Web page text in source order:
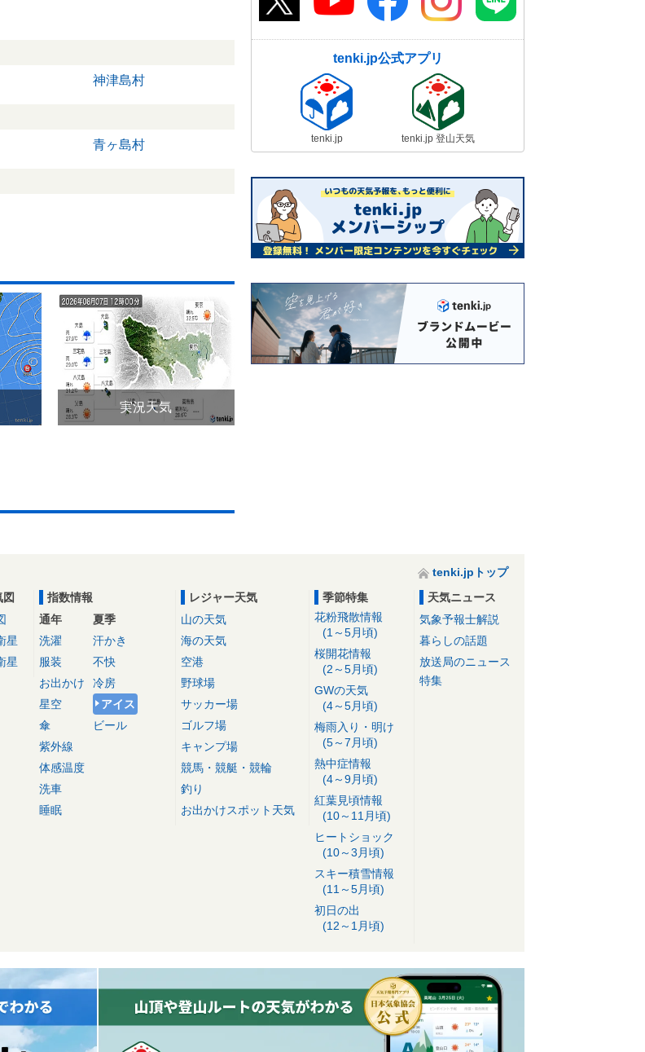
神津島村
青ヶ島村
実況天気
tenki.jp公式アプリ
tenki.jp tenki.jp 登山天気
tenki.jpトップ
図
星
星
指数情報
通年
洗濯
服装
お出かけ
星空
傘
紫外線
体感温度
洗車
睡眠
夏季
汗かき
不快
冷房
アイス
ビール
レジャー天気
山の天気
海の天気
空港
野球場
サッカー場
ゴルフ場
キャンプ場
競馬・競艇・競輪
釣り
お出かけスポット天気
季節特集
花粉飛散情報
(1～5月頃)
桜開花情報
(2～5月頃)
GWの天気
(4～5月頃)
梅雨入り・明け
(5～7月頃)
熱中症情報
(4～9月頃)
紅葉見頃情報
(10～11月頃)
ヒートショック
(10～3月頃)
スキー積雪情報
(11～5月頃)
初日の出
(12～1月頃)
天気ニュース
気象予報士解説
暮らしの話題
放送局のニュース
特集